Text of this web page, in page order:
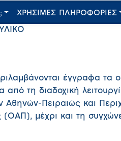
ΧΡΗΣΙΜΕΣ ΠΛΗΡΟΦΟΡΙΕΣ
έγγραφα τα
τη διαδοχική
Αθηνών-Πειραιώς και
μέχρι και τη